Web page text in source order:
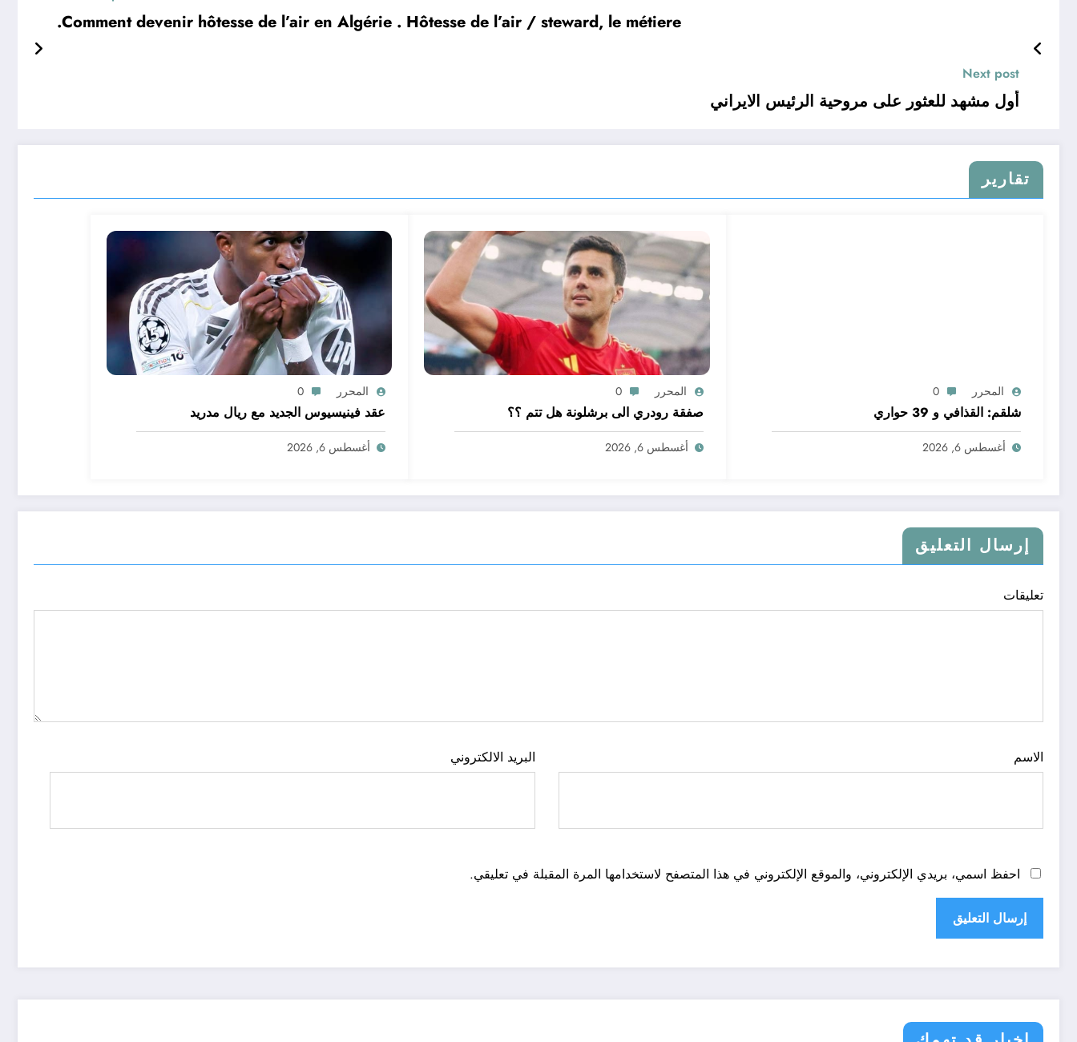
Comment devenir hôtesse de l’air en Algérie . Hôtesse de l’air / steward, le métiere.
Next post
أول مشهد للعثور على مروحية الرئيس الايراني
تقارير
المحرر 0
شلقم: القذافي و 39 حواري
أغسطس 6, 2026
المحرر 0
صفقة رودري الى برشلونة هل تتم ؟؟
أغسطس 6, 2026
المحرر 0
عقد فينيسيوس الجديد مع ريال مدريد
أغسطس 6, 2026
إرسال التعليق
تعليقات
الاسم البريد الالكتروني
احفظ اسمي، بريدي الإلكتروني، والموقع الإلكتروني في هذا المتصفح لاستخدامها المرة المقبلة في تعليقي.